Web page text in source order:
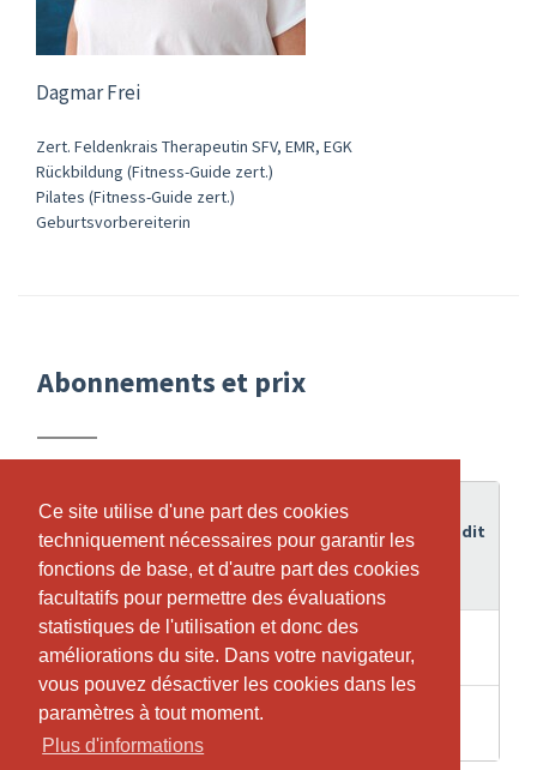
Ce site utilise d'une part des cookies
techniquement nécessaires pour garantir les
fonctions de base, et d'autre part des cookies
facultatifs pour permettre des évaluations
statistiques de l'utilisation et donc des
améliorations du site. Dans votre navigateur,
vous pouvez désactiver les cookies dans les
paramètres à tout moment.
Plus d'informations
Ce site utilise d'une part des cookies
techniquement nécessaires pour garantir les
fonctions de base, et d'autre part des cookies
facultatifs pour permettre des évaluations
statistiques de l'utilisation et donc des
améliorations du site. Dans votre navigateur,
vous pouvez désactiver les cookies dans les
paramètres à tout moment.
Plus d'informations
Dagmar Frei
Zert. Feldenkrais Therapeutin SFV, EMR, EGK
Rückbildung (Fitness-Guide zert.)
Pilates (Fitness-Guide zert.)
Geburtsvorbereiterin
Abonnements et prix
Abonnement
Durée
de
validité
Crédit
10x Präsenzkurs
20
Semaines
Rückbildung